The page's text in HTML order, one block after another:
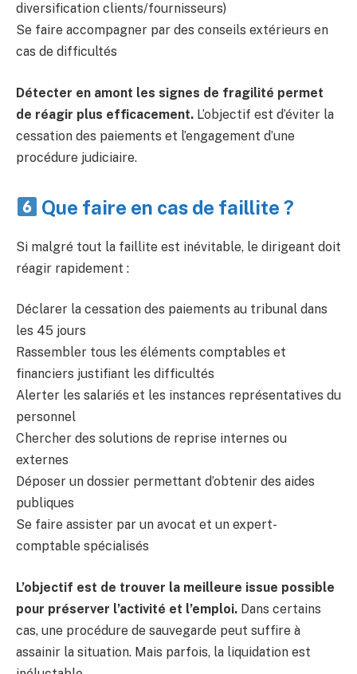
diversification clients/fournisseurs)
Se faire accompagner par des conseils extérieurs en
cas de difficultés
Détecter en amont les signes de fragilité permet
de réagir plus efficacement. L’objectif est d’éviter la
cessation des paiements et l’engagement d’une
procédure judiciaire.
Que faire en cas de faillite ?
Si malgré tout la faillite est inévitable, le dirigeant doit
réagir rapidement :
Déclarer la cessation des paiements au tribunal dans
les 45 jours
Rassembler tous les éléments comptables et
financiers justifiant les difficultés
Alerter les salariés et les instances représentatives du
personnel
Chercher des solutions de reprise internes ou
externes
Déposer un dossier permettant d’obtenir des aides
publiques
Se faire assister par un avocat et un expert-
comptable spécialisés
L’objectif est de trouver la meilleure issue possible
pour préserver l’activité et l’emploi. Dans certains
cas, une procédure de sauvegarde peut suffire à
assainir la situation. Mais parfois, la liquidation est